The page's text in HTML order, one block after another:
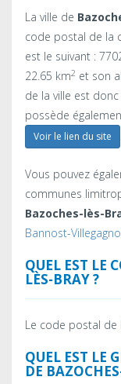
La ville de
code postal de la
est le suivant :
22.65 km2 et son
de la ville est
possède
Voir le lien du site
Vous pouvez
communes
Bazoches-lès-
Bannost-
QUEL EST LE
LÈS-BRAY ?
Le code postal de
QUEL EST LE
DE